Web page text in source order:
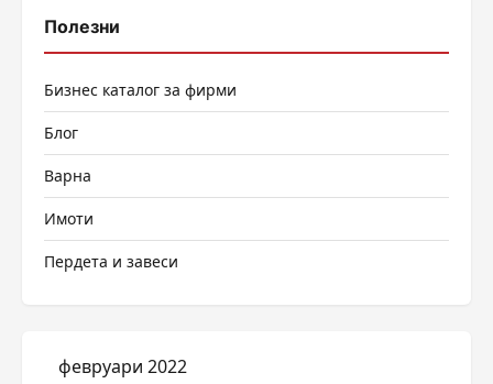
Полезни
Бизнес каталог за фирми
Блог
Варна
Имоти
Пердета и завеси
февруари 2022